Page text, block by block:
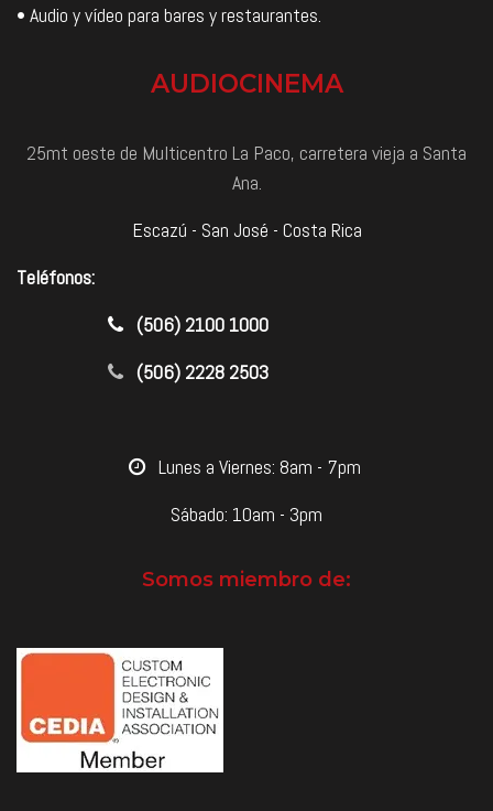
• Audio y vídeo para bares y restaurantes.
AUDIOCINEMA
25mt oeste de Multicentro La Paco, carretera vieja a Santa
Ana.
Escazú - San José - Costa Rica
Teléfonos:
​(506) 2100 1000
(506) 2228 2503
​Lunes a Viernes: 8am - 7pm
Sábado: 10am - 3pm
Somos miembro de: